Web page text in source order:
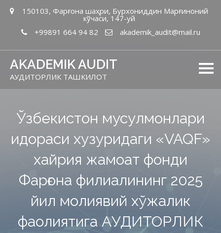
150103, Фарғона шаҳри, Бурхониддин Марғиноний
кўчаси, 147-уй
+99891 664 94 82
akademik_audit@mail.ru
AKADEMIK AUDIT
АУДИТОРЛИК ТАШКИЛОТ
Ўзбекистон мусулмонлари
идораси хузуридаги «VAQF»
хайрия жамоат фонди
Фарғона филиалининг 2025
йил молиявий хўжалик
фаолиятига АУДИТОРЛИК